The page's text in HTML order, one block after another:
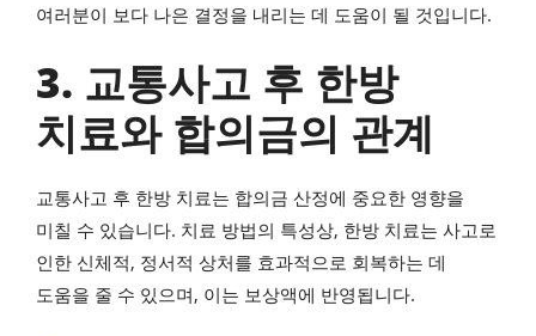
여러분이 보다 나은 결정을 내리는 데 도움이 될 것입니다.
3. 교통사고 후 한방
치료와 합의금의 관계
교통사고 후 한방 치료는 합의금 산정에 중요한 영향을
미칠 수 있습니다. 치료 방법의 특성상, 한방 치료는 사고로
인한 신체적, 정서적 상처를 효과적으로 회복하는 데
도움을 줄 수 있으며, 이는 보상액에 반영됩니다.